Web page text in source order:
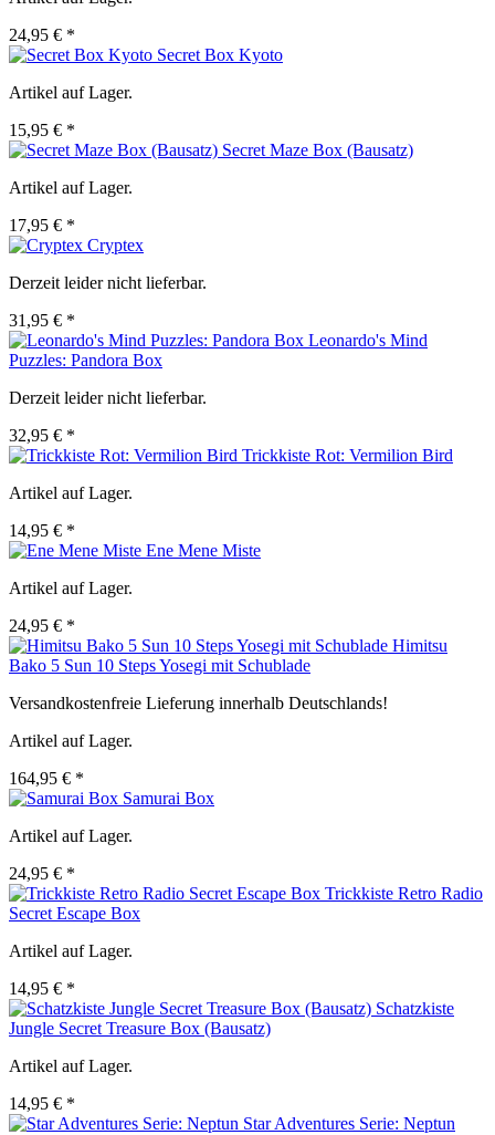
24,95 € *
Secret Box Kyoto
Artikel auf Lager.
15,95 € *
Secret Maze Box (Bausatz)
Artikel auf Lager.
17,95 € *
Cryptex
Derzeit leider nicht lieferbar.
31,95 € *
Leonardo's Mind
Puzzles: Pandora Box
Derzeit leider nicht lieferbar.
32,95 € *
Trickkiste Rot: Vermilion Bird
Artikel auf Lager.
14,95 € *
Ene Mene Miste
Artikel auf Lager.
24,95 € *
Himitsu
Bako 5 Sun 10 Steps Yosegi mit Schublade
Versandkostenfreie Lieferung innerhalb Deutschlands!
Artikel auf Lager.
164,95 € *
Samurai Box
Artikel auf Lager.
24,95 € *
Trickkiste Retro Radio
Secret Escape Box
Artikel auf Lager.
14,95 € *
Schatzkiste
Jungle Secret Treasure Box (Bausatz)
Artikel auf Lager.
14,95 € *
Star Adventures Serie: Neptun